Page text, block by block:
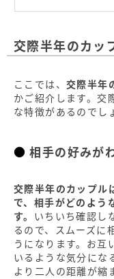
ルール作りをし
交際半年のカッ
ここでは、 交際半年
かご紹介します。交
な特徴があるのでし
相手の好みが
交際半年のカップル
で、相手がどのよう
す。 いちいち確認し
るので、スムーズに
うになります。お互
いるような気分にな
より二人の距離が縮